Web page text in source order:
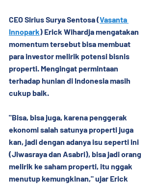
CEO Sirius Surya Sentosa (Vasanta
Innopark) Erick Wihardja mengatakan
momentum tersebut bisa membuat
para investor melirik potensi bisnis
properti. Mengingat permintaan
terhadap hunian di Indonesia masih
cukup baik.
"Bisa, bisa juga, karena penggerak
ekonomi salah satunya properti juga
kan, jadi dengan adanya isu seperti ini
(Jiwasraya dan Asabri), bisa jadi orang
melirik ke saham properti, itu nggak
menutup kemungkinan," ujar Erick